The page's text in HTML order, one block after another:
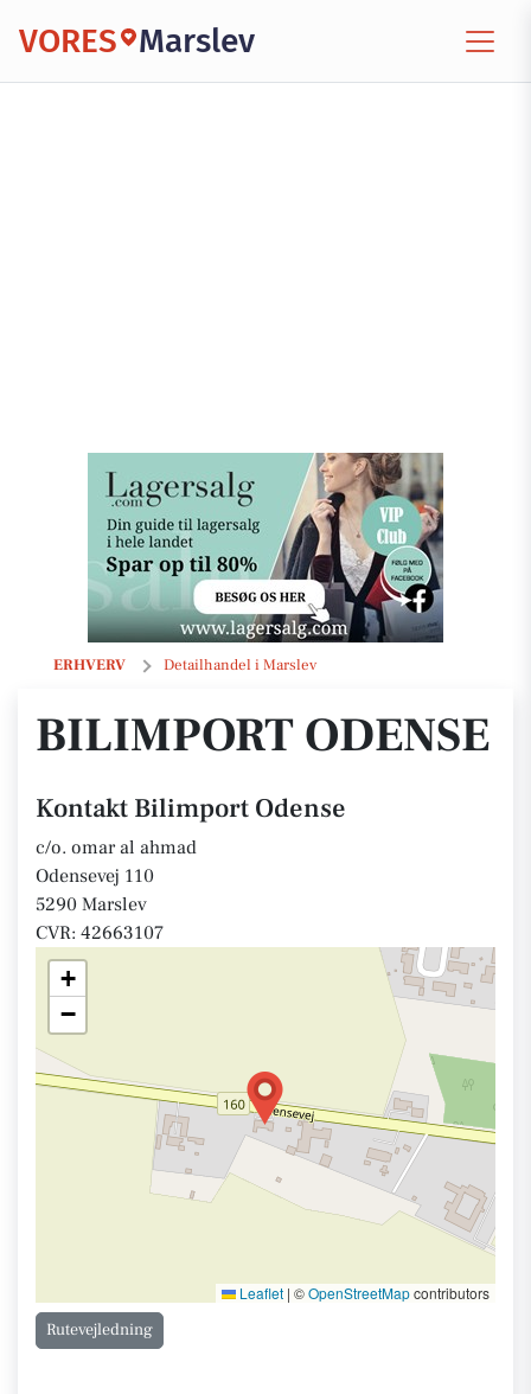
VORES Marslev
ERHVERV Detailhandel i Marslev
Bilimport Odense
BILIMPORT ODENSE
Kontakt Bilimport Odense
c/o. omar al ahmad
Odensevej 110
5290 Marslev
CVR: 42663107
+
−
Leaflet | ©OpenStreetMapcontributors
Rutevejledning